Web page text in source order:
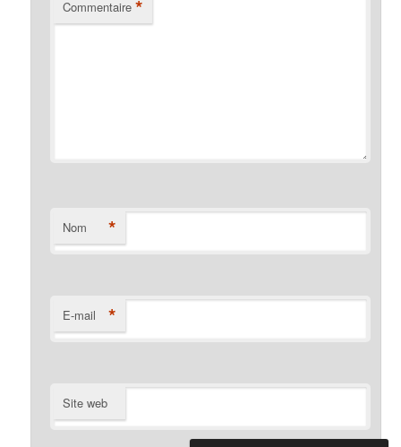
Commentaire *
Nom *
E-mail *
Site web